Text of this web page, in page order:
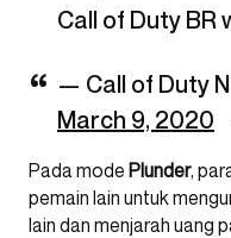
Call of Duty BR
— Call of Duty
March 9, 2020
Pada mode Plunder,
pemain lain untuk
lain dan menjarah uang